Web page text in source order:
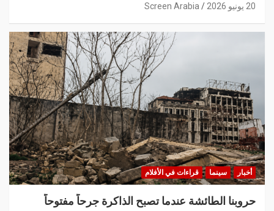
20 يونيو 2026 Screen Arabia
أخبار سينما قراءات في الأفلام
حروبنا الطائشة عندما تصبح الذاكرة جرحاً مفتوحاً